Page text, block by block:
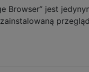
Browser” jest